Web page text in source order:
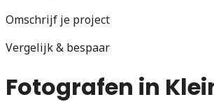
Omschrijf je project
Vergelijk & bespaar
Fotografen in